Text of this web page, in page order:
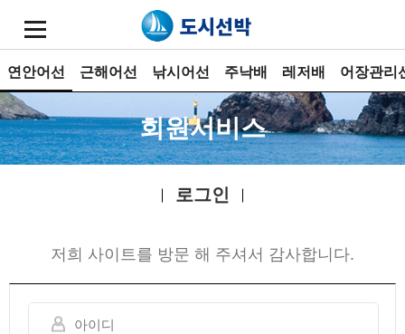
연안어선 근해어선 낚시어선 주낙배 레저배 어장관리
회원서비스
로그인
저희 사이트를 방문 해 주셔서 감사합니다.